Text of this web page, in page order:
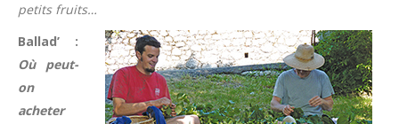
petits fruits…
Ballad’ :
Où peut-
on
acheter